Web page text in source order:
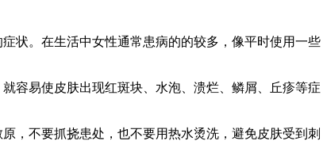
状。在生活中女性通常患病的的较多，像平时使用一些
容易使皮肤出现红斑块、水泡、溃烂、鳞屑、丘疹等症
不要抓挠患处，也不要用热水烫洗，避免皮肤受到刺